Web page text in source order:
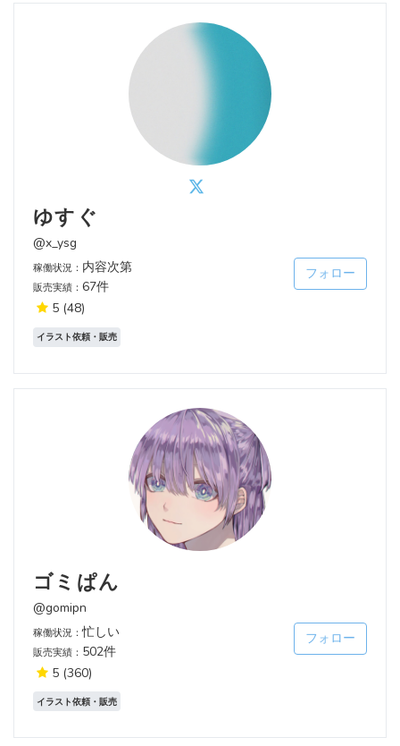
ゆすぐ
@x_ysg
稼働状況： 内容次第
販売実績： 67件
5 (48)
フォロー
イラスト依頼・販売
ゴミぱん
@gomipn
稼働状況：忙しい
販売実績： 502件
5 (360)
フォロー
イラスト依頼・販売